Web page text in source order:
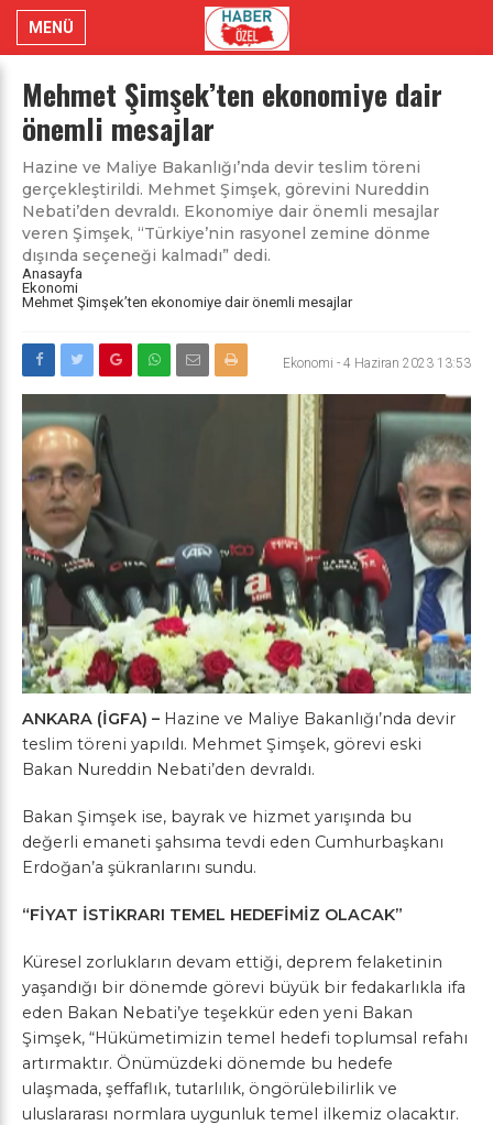
MENÜ
Mehmet Şimşek’ten ekonomiye dair
önemli mesajlar
Hazine ve Maliye Bakanlığı’nda devir teslim töreni
gerçekleştirildi. Mehmet Şimşek, görevini Nureddin
Nebati’den devraldı. Ekonomiye dair önemli mesajlar
veren Şimşek, “Türkiye’nin rasyonel zemine dönme
dışında seçeneği kalmadı” dedi.
Anasayfa
Ekonomi
Mehmet Şimşek’ten ekonomiye dair önemli mesajlar
Ekonomi - 4 Haziran 2023 13:53
ANKARA (İGFA) – Hazine ve Maliye Bakanlığı’nda devir
teslim töreni yapıldı. Mehmet Şimşek, görevi eski
Bakan Nureddin Nebati’den devraldı.
Bakan Şimşek ise, bayrak ve hizmet yarışında bu
değerli emaneti şahsıma tevdi eden Cumhurbaşkanı
Erdoğan’a şükranlarını sundu.
“FİYAT İSTİKRARI TEMEL HEDEFİMİZ OLACAK”
Küresel zorlukların devam ettiği, deprem felaketinin
yaşandığı bir dönemde görevi büyük bir fedakarlıkla ifa
eden Bakan Nebati’ye teşekkür eden yeni Bakan
Şimşek, “Hükümetimizin temel hedefi toplumsal refahı
artırmaktır. Önümüzdeki dönemde bu hedefe
ulaşmada, şeffaflık, tutarlılık, öngörülebilirlik ve
uluslararası normlara uygunluk temel ilkemiz olacaktır.